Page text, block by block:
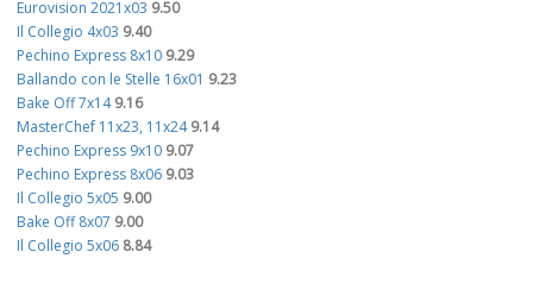
Eurovision 2021x03 9.50
Il Collegio 4x03 9.40
Pechino Express 8x10 9.29
Ballando con le Stelle 16x01 9.23
Bake Off 7x14 9.16
MasterChef 11x23, 11x24 9.14
Pechino Express 9x10 9.07
Pechino Express 8x06 9.03
Il Collegio 5x05 9.00
Bake Off 8x07 9.00
Il Collegio 5x06 8.84